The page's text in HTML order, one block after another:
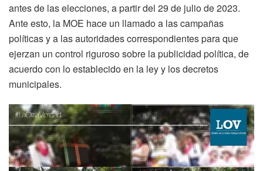
antes de las elecciones, a partir del 29 de julio de 2023.
Ante esto, la MOE hace un llamado a las campañas
políticas y a las autoridades correspondientes para que
ejerzan un control riguroso sobre la publicidad política, de
acuerdo con lo establecido en la ley y los decretos
municipales.